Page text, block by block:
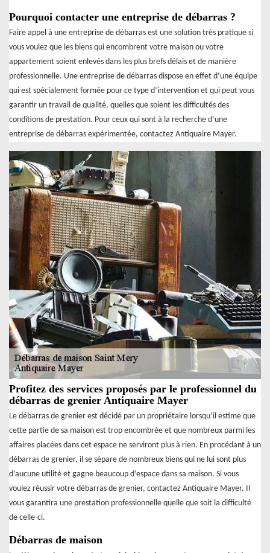
Pourquoi contacter une entreprise de débarras ?
Faire appel à une entreprise de débarras est une solution très pratique si
vous voulez que les biens qui encombrent votre maison ou votre
appartement soient enlevés dans les plus brefs délais et de manière
professionnelle. Une entreprise de débarras dispose en effet d’une équipe
qui est spécialement formée pour ce type d’intervention et qui peut vous
garantir un travail de qualité, quelles que soient les difficultés des
conditions de prestation. Pour ceux qui sont à la recherche d’une
entreprise de débarras expérimentée, contactez Antiquaire Mayer.
Profitez des services proposés par le professionnel du
débarras de grenier Antiquaire Mayer
Le débarras de grenier est décidé par un propriétaire lorsqu’il estime que
cette partie de sa maison est trop encombrée et que nombreux parmi les
affaires placées dans cet espace ne serviront plus à rien. En procédant à un
débarras de grenier, il se sépare de nombreux biens qui ne lui sont plus
d’aucune utilité et gagne beaucoup d’espace dans sa maison. Si vous
voulez réussir votre débarras de grenier, contactez Antiquaire Mayer. Il
vous garantira une prestation professionnelle quelle que soit la difficulté
de celle-ci.
Débarras de maison